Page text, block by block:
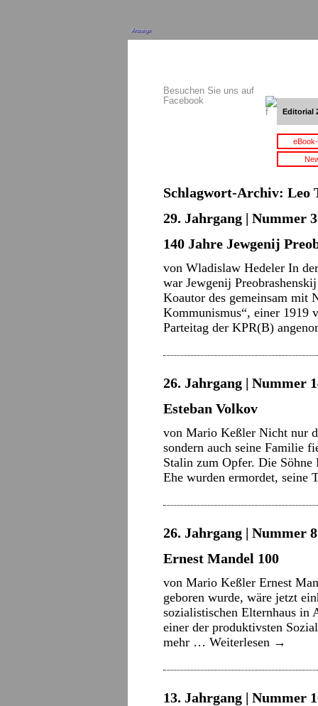
Anzeige
Besuchen Sie uns auf
Facebook
Editorial
Schlagwort-Archiv: Leo
29. Jahrgang | Nummer
140 Jahre Jewgenij
von Wladislaw Hedeler In
war Jewgenij
Koautor des gemeinsam mit
Kommunismus“, einer 1919
Parteitag der KPR(B)
26. Jahrgang | Nummer
Esteban Volkov
von Mario Keßler Nicht nur
sondern auch seine Familie
Stalin zum Opfer. Die
Ehe wurden ermordet,
26. Jahrgang | Nummer
Ernest Mandel 100
von Mario Keßler Ernest
geboren wurde, wäre jetzt
sozialistischen Elternhaus in
einer der produktivsten
mehr … Weiterlesen →
13. Jahrgang | Nummer